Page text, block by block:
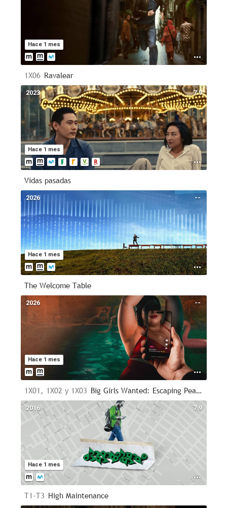
Hace 1 mes
1X06 Ravalear
7.9
Hace 1 mes
2023
Vidas pasadas
--
Hace 1 mes
2026
The Welcome Table
--
Hace 1 mes
2026
1X01, 1X02 y 1X03 Big Girls Wanted: Escaping Pearadise
7.9
Hace 1 mes
2016
T1-T3 High Maintenance